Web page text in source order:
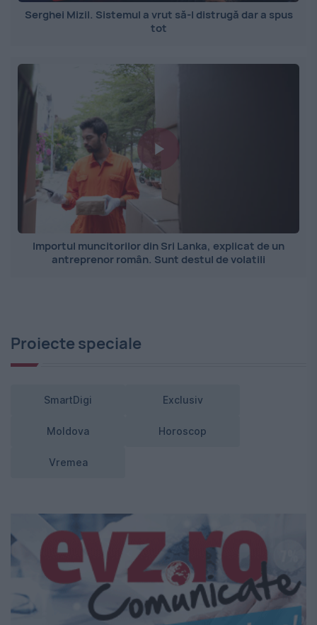
Serghei Mizil. Sistemul a vrut să-l distrugă dar a spus
tot
Importul muncitorilor din Sri Lanka, explicat de un
antreprenor român. Sunt destul de volatili
Proiecte speciale
SmartDigi Exclusiv
Moldova Horoscop
Vremea